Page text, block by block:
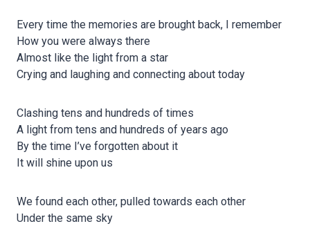
Every time the memories are brought back, I remember
How you were always there
Almost like the light from a star
Crying and laughing and connecting about today
Clashing tens and hundreds of times
A light from tens and hundreds of years ago
By the time I’ve forgotten about it
It will shine upon us
We found each other, pulled towards each other
Under the same sky